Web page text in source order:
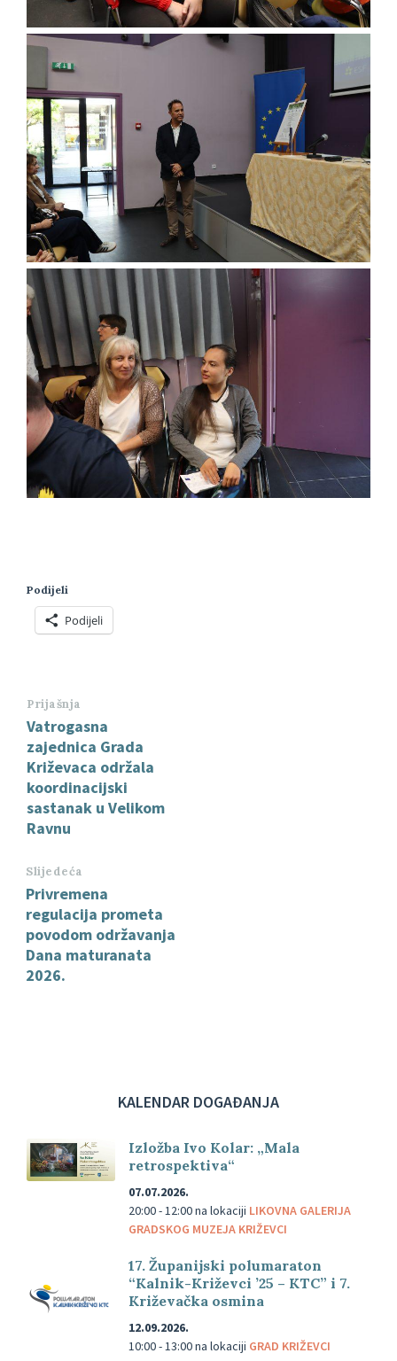
Podijeli
Podijeli
Prijašnja
Vatrogasna
zajednica Grada
Križevaca održala
koordinacijski
sastanak u Velikom
Ravnu
Slijedeća
Privremena
regulacija prometa
povodom održavanja
Dana maturanata
2026.
KALENDAR DOGAĐANJA
Izložba Ivo Kolar: „Mala
retrospektiva“
07.07.2026.
20:00 - 12:00na lokaciji LIKOVNA GALERIJA
GRADSKOG MUZEJA KRIŽEVCI
17. Županijski polumaraton
“Kalnik-Križevci ’25 – KTC” i 7.
Križevačka osmina
12.09.2026.
10:00 - 13:00na lokaciji GRAD KRIŽEVCI